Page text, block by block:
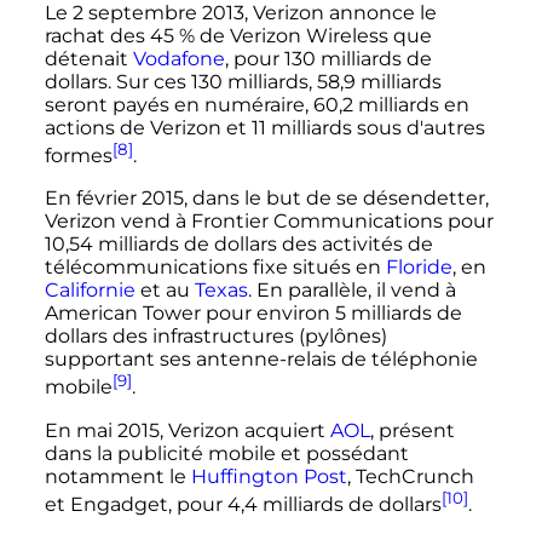
Le 2 septembre 2013, Verizon annonce le
rachat des 45 % de Verizon Wireless que
détenait Vodafone, pour 130 milliards de
dollars. Sur ces 130 milliards, 58,9 milliards
seront payés en numéraire, 60,2 milliards en
actions de Verizon et 11 milliards sous d'autres
formes[8].
En février 2015, dans le but de se désendetter,
Verizon vend à Frontier Communications pour
10,54 milliards de dollars des activités de
télécommunications fixe situés en Floride, en
Californie et au Texas. En parallèle, il vend à
American Tower pour environ 5 milliards de
dollars des infrastructures (pylônes)
supportant ses antenne-relais de téléphonie
mobile[9].
En mai 2015, Verizon acquiert AOL , présent
dans la publicité mobile et possédant
notamment le Huffington Post, TechCrunch
et Engadget, pour 4,4 milliards de dollars[10].